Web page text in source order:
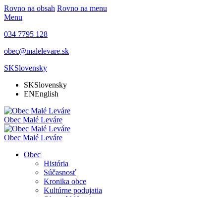
Rovno na obsah Rovno na menu
Menu
034 7795 128
obec@malelevare.sk
SKSlovensky
SKSlovensky
ENEnglish
Obec Malé Leváre
Obec Malé Leváre
Obec
História
Súčasnosť
Kronika obce
Kultúrne podujatia